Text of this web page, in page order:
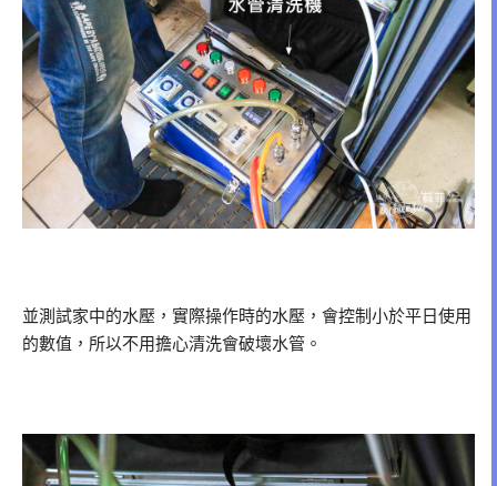
並測試家中的水壓，實際操作時的水壓，會控制小於平日使用
的數值，所以不用擔心清洗會破壞水管。